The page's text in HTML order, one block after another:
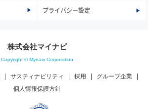
プライバシー設定
株式会社マイナビ
Copyright © Mynavi Corporation
サスティナビリティ 採用
グループ企業
個人情報保護方針